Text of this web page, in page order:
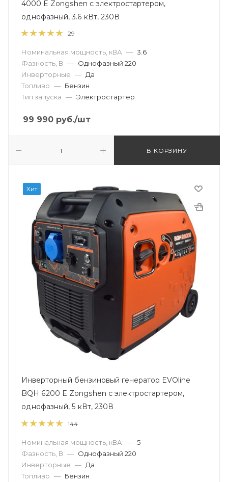
4000 E Zongshen с электростартером,
однофазный, 3.6 кВт, 230В
29
Номинальная мощность, кВА — 3.6
Фазность, В — Однофазный 220
Инверторные — Да
Топливо — Бензин
Тип запуска — Электростартер
99 990 руб./шт
В КОРЗИНУ
Хит
Инверторный бензиновый генератор EVOline
BQH 6200 E Zongshen с электростартером,
однофазный, 5 кВт, 230В
144
Номинальная мощность, кВА — 5
Фазность, В — Однофазный 220
Инверторные — Да
Топливо — Бензин